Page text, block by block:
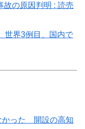
の原因判明 : 読売
界3例目、国内で
かった 開設の高知